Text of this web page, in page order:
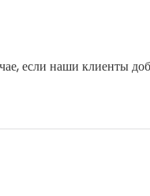
если наши клиенты